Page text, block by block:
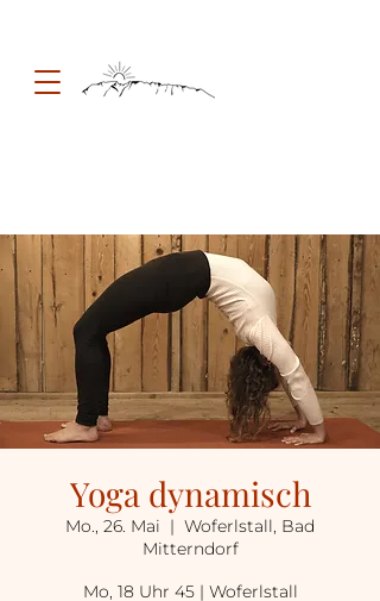
Yoga dynamisch
Mo., 26. Mai
  |
Woferlstall, Bad
Mitterndorf
Mo, 18 Uhr 45 | Woferlstall